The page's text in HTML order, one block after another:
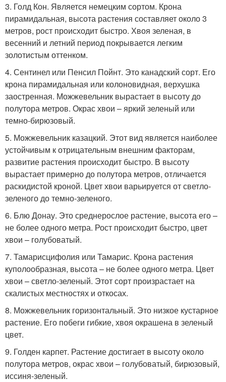
3. Голд Кон. Является немецким сортом. Крона
пирамидальная, высота растения составляет около 3
метров, рост происходит быстро. Хвоя зеленая, в
весенний и летний период покрывается легким
золотистым оттенком.
4. Сентинел или Пенсил Пойнт. Это канадский сорт. Его
крона пирамидальная или колоновидная, верхушка
заостренная. Можжевельник вырастает в высоту до
полутора метров. Окрас хвои – яркий зеленый или
темно-бирюзовый.
5. Можжевельник казацкий. Этот вид является наиболее
устойчивым к отрицательным внешним факторам,
развитие растения происходит быстро. В высоту
вырастает примерно до полутора метров, отличается
раскидистой кроной. Цвет хвои варьируется от светло-
зеленого до темно-зеленого.
6. Блю Донау. Это среднерослое растение, высота его –
не более одного метра. Рост происходит быстро, цвет
хвои – голубоватый.
7. Тамарисцифолия или Тамарис. Крона растения
куполообразная, высота – не более одного метра. Цвет
хвои – светло-зеленый. Этот сорт произрастает на
скалистых местностях и откосах.
8. Можжевельник горизонтальный. Это низкое кустарное
растение. Его побеги гибкие, хвоя окрашена в зеленый
цвет.
9. Голден карпет. Растение достигает в высоту около
полутора метров, окрас хвои – голубоватый, бирюзовый,
иссиня-зеленый.